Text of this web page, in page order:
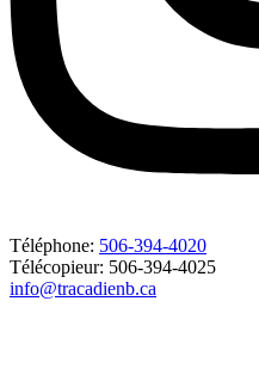
Téléphone: 506-394-4020
Télécopieur: 506-394-4025
info@tracadienb.ca